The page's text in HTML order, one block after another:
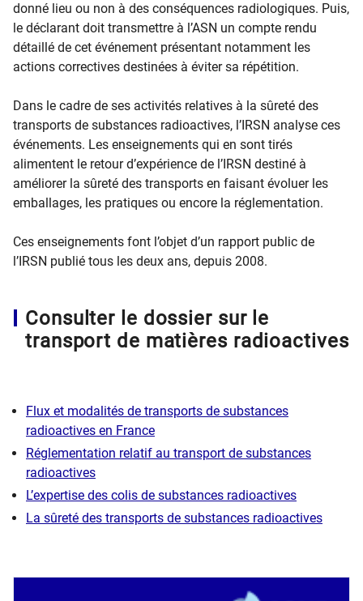
donné lieu ou non à des conséquences radiologiques. Puis,
le déclarant doit transmettre à l’ASN un compte rendu
détaillé de cet événement présentant notamment les
actions correctives destinées à éviter sa répétition.
Dans le cadre de ses activités relatives à la sûreté des
transports de substances radioactives, l’IRSN analyse ces
événements. Les enseignements qui en sont tirés
alimentent le retour d’expérience de l’IRSN destiné à
améliorer la sûreté des transports en faisant évoluer les
emballages, les pratiques ou encore la réglementation.
Ces enseignements font l’objet d’un rapport public de
l’IRSN publié tous les deux ans, depuis 2008.
​​Consulter le dossier sur le
transport de matières radioactives
Flux et modalités de transports de substances
radioactives en France
Réglementation relatif au transport de substances
radioactives
L’expertise des colis de substances radioactives
La sûreté des transports de substances radioactives